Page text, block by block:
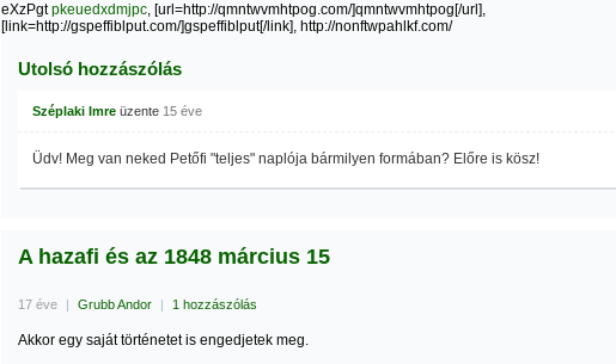
eXzPgtpkeuedxdmjpc, [url=http://qmntwvmhtpog.com/]qmntwvmhtpog[/url],
[link=http://gspeffiblput.com/]gspeffiblput[/link], http://nonftwpahlkf.com/
Utolsó hozzászólás
Széplaki Imre üzente 15 éve
Üdv! Meg van neked Petőfi "teljes" naplója bármilyen formában? Előre is kösz!
A hazafi és az 1848 március 15
17 éve | Grubb Andor | 1 hozzászólás
Akkor egy saját történetet is engedjetek meg.